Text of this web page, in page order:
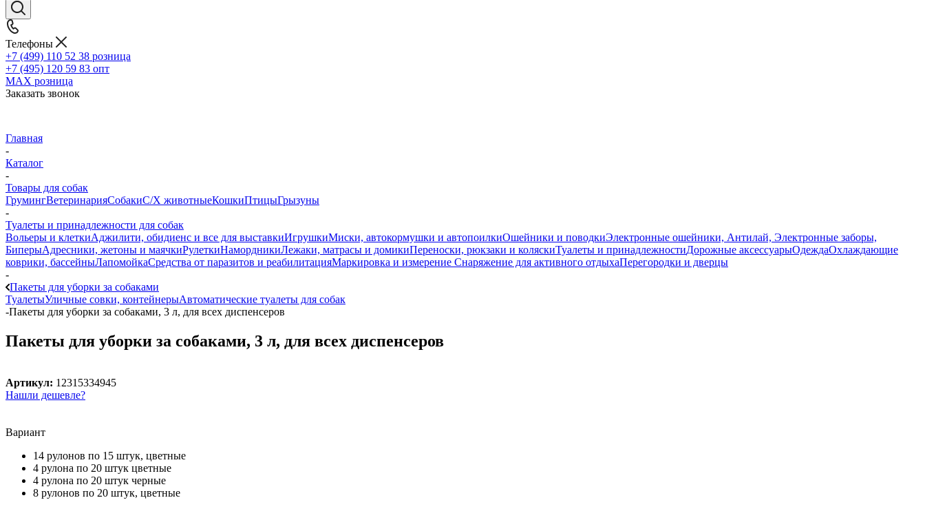
Телефоны
+7 (499) 110 52 38 розница
+7 (495) 120 59 83 опт
MAX розница
Заказать звонок
Главная
-
Каталог
-
Товары для собак
ГрумингВетеринарияСобакиС/Х животныеКошкиПтицыГрызуны
-
Туалеты и принадлежности для собак
Вольеры и клеткиАджилити, обидиенс и все для выставкиИгрушкиМиски, автокормушки и автопоилкиОшейники и поводкиЭлектронные ошейники, Антилай, Электронные заборы,
БиперыАдресники, жетоны и маячкиРулеткиНамордникиЛежаки, матрасы и домикиПереноски, рюкзаки и коляскиТуалеты и принадлежностиДорожные аксессуарыОдеждаОхлаждающие
коврики, бассейныЛапомойкаСредства от паразитов и реабилитацияМаркировка и измерение Снаряжение для активного отдыхаПерегородки и дверцы
-
Пакеты для уборки за собаками
ТуалетыУличные совки, контейнерыАвтоматические туалеты для собак
-Пакеты для уборки за собаками, 3 л, для всех диспенсеров
Пакеты для уборки за собаками, 3 л, для всех диспенсеров
Артикул: 12315334945
Нашли дешевле?
Вариант
14 рулонов по 15 штук, цветные
4 рулона по 20 штук цветные
4 рулона по 20 штук черные
8 рулонов по 20 штук, цветные